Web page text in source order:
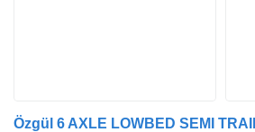
Özgül 6 AXLE LOWBED SEMI